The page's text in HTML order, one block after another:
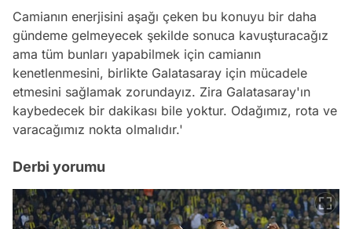
Camianın enerjisini aşağı çeken bu konuyu bir daha
gündeme gelmeyecek şekilde sonuca kavuşturacağız
ama tüm bunları yapabilmek için camianın
kenetlenmesini, birlikte Galatasaray için mücadele
etmesini sağlamak zorundayız. Zira Galatasaray'ın
kaybedecek bir dakikası bile yoktur. Odağımız, rota ve
varacağımız nokta olmalıdır.'
Derbi yorumu